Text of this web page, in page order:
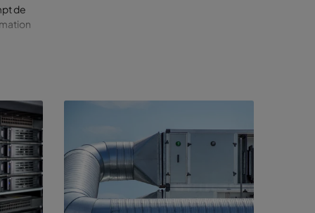
de
d’une
des
Ils